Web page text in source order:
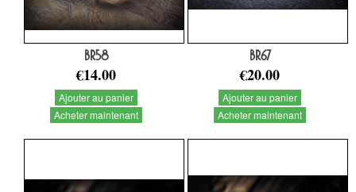
BR58
€14.00
Ajouter au panier
Acheter maintenant
BR67
€20.00
Ajouter au panier
Acheter maintenant